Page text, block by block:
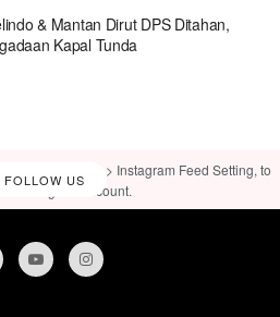
& Mantan Dirut DPS Ditahan,
Kapal Tunda
FOLLOW US
Like & View > Instagram Feed Setting, to
Instagram account.